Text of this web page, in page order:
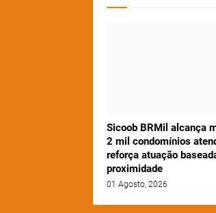
Sicoob BRMil alcança
2 mil condomínios
reforça atuação
proximidade
01 Agosto, 2026